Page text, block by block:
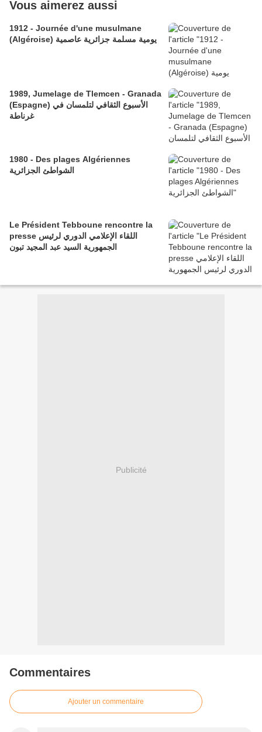
Vous aimerez aussi
1912 - Journée d'une musulmane
(Algéroise) يومية مسلمة جزائرية عاصمية
1989, Jumelage de Tlemcen - Granada
(Espagne) الأسبوع الثقافي لتلمسان في
غرناطة
1980 - Des plages Algériennes
الشواطئ الجزائرية
Le Président Tebboune rencontre la
presse اللقاء الإعلامي الدوري لرئيس
الجمهورية السيد عبد المجيد تبون
Publicité
Commentaires
Ajouter un commentaire